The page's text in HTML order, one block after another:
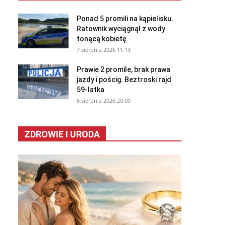
Ponad 5 promili na kąpielisku.
Ratownik wyciągnął z wody
tonącą kobietę
7 sierpnia 2026 11:13
Prawie 2 promile, brak prawa
jazdy i pościg. Beztroski rajd
59-latka
6 sierpnia 2026 20:00
ZDROWIE I URODA